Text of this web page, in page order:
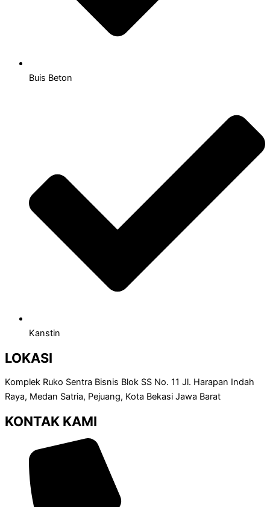
Buis Beton
Kanstin
LOKASI
Komplek Ruko Sentra Bisnis Blok SS No. 11 Jl. Harapan Indah
Raya, Medan Satria, Pejuang, Kota Bekasi Jawa Barat
KONTAK KAMI